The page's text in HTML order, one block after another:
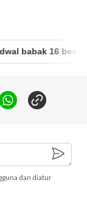
babak 16 besar
dan diatur